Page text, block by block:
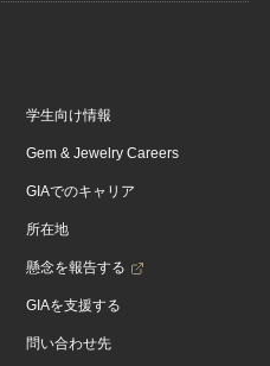
学生向け情報
Gem & Jewelry Careers
GIAでのキャリア
所在地
懸念を報告する
GIAを支援する
問い合わせ先